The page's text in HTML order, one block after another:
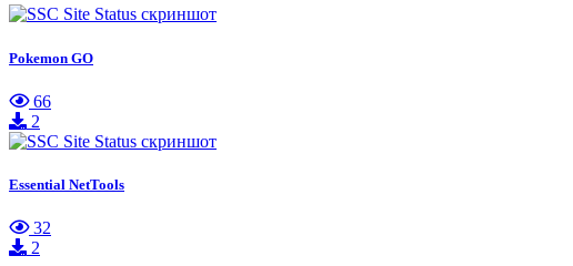
Pokemon GO
66
2
Essential NetTools
32
2